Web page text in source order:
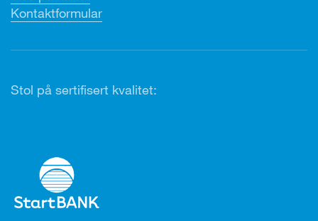
Kontaktformular
Stol på sertifisert kvalitet: